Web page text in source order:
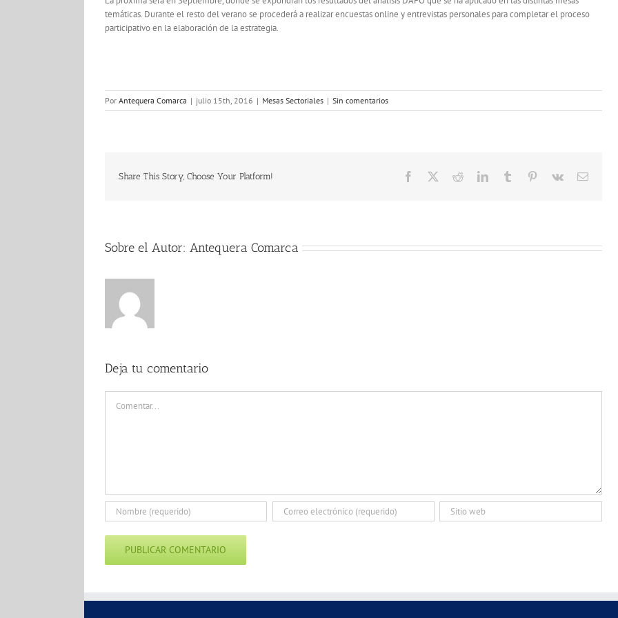
temáticas. Durante el resto del verano se procederá a realizar encuestas online y entrevistas personales para completar el proceso
participativo en la elaboración de la estrategia.
Por Antequera Comarca | julio 15th, 2016 | Mesas Sectoriales | Sin comentarios
Share This Story, Choose Your Platform! Facebook RedditLinkedInTumblr Pinterest
Vk
Correo
Sobre el Autor: Antequera Comarca
Deja tu comentario